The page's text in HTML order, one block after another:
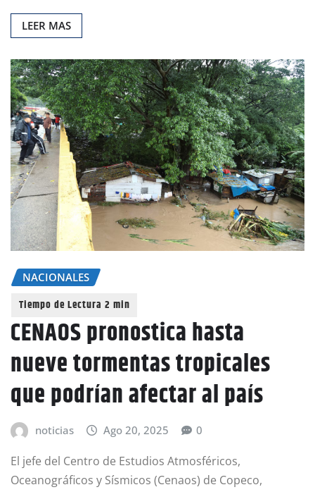
LEER MAS
NACIONALES
CENAOS pronostica hasta
nueve tormentas tropicales
que podrían afectar al país
noticias Ago 20, 2025 0
El jefe del Centro de Estudios Atmosféricos,
Oceanográficos y Sísmicos (Cenaos) de Copeco,